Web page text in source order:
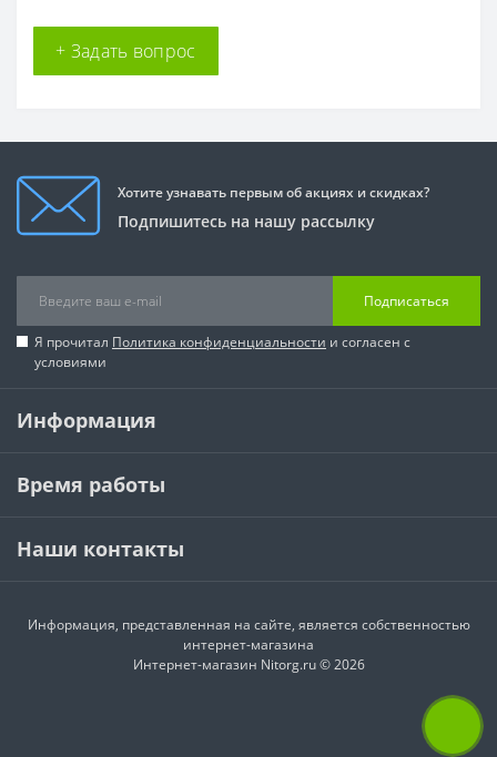
+ Задать вопрос
Хотите узнавать первым об акциях и скидках?
Подпишитесь на нашу рассылку
Подписаться
Я прочитал Политика конфиденциальности и согласен с
условиями
Информация
Время работы
Наши контакты
Информация, представленная на сайте, является собственностью
интернет-магазина
Интернет-магазин Nitorg.ru © 2026